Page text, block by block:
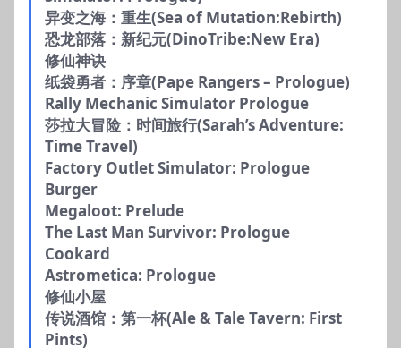
异变之海：重生(Sea of ​Mutation:Rebirth)
恐龙部落：新纪元(DinoTribe:New Era)
修仙神诀
纸袋勇者：序章(Pape Rangers – Prologue)
Rally Mechanic Simulator Prologue
莎拉大冒险：时间旅行(Sarah’s Adventure:
Time Travel)
Factory Outlet Simulator: Prologue
Burger
Megaloot: Prelude
The Last Man Survivor: Prologue
Cookard
Astrometica: Prologue
修仙小屋
传说酒馆：第一杯(Ale & Tale Tavern: First
Pints)